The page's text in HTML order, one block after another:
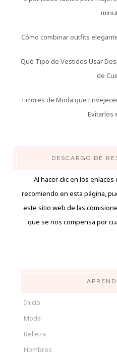
Cómo combinar outfits
Qué Tipo de Vestidos Usar
de
Errores de Moda que
Evitarlos
DESCARGO DE
Al hacer clic en los
recomiendo en esta página,
este sitio web de las
que se nos compensa por
Inicio
Moda
Belleza
Hombres